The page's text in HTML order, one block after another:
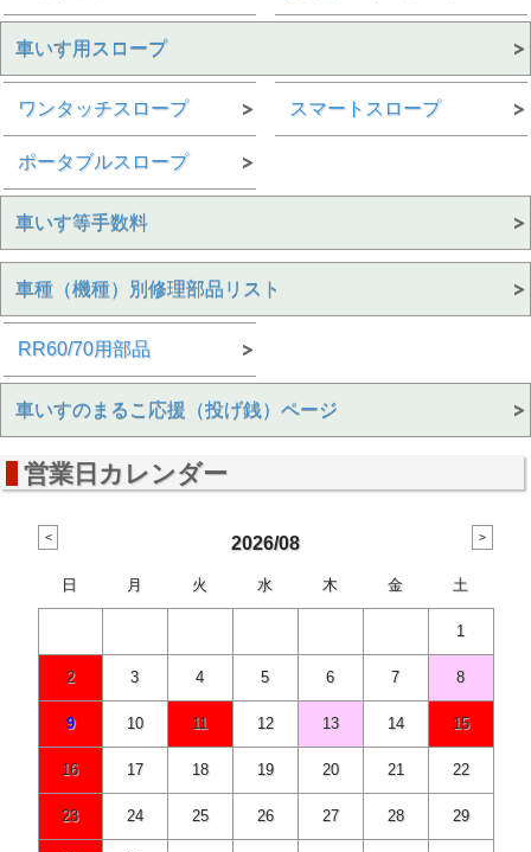
車いす用スロープ
ワンタッチスロープ
ポータブルスロープ
スマートスロープ
車いす等手数料
車種（機種）別修理部品リスト
RR60/70用部品
車いすのまるこ応援（投げ銭）ページ
営業日カレンダー
2026/08
日 月 火 水 木 金 土
1
2 3 4 5 6 7 8
9 10 11 12 13 14 15
16 17 18 19 20 21 22
23 24 25 26 27 28 29